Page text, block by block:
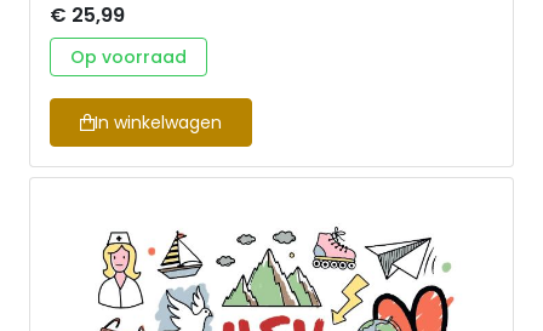
is een prachtig dagboek om je huwelijksrelatie te
verdiepen. Het dagboek bevat een bijbellezing voor
elke dag met korte uitleg en een gespreksvraag
waar echtparen samen over door kunnen praten.
Willeke Herwig-Donker is werkzaam als freelance
redacteur onder de naam Volzinnig. Ze schreef
(mee aan) diverse boeken, waaronder het
Vrouwendagboek bij de HSV. Het dagboek is
auteurs, onder wie de predikantsechtparen ds. Bert
en Inge Weerd, ds. Wilmer en Hanneke Blijdorp, ds.
Wiljan en Fransisca van Blijderveen en ds. Reint en
Laura van der Knijff.
€ 25,99
Op voorraad
In winkelwagen